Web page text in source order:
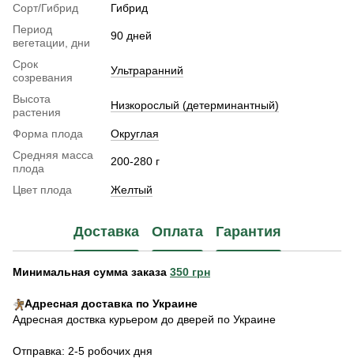
Сорт/Гибрид
Гибрид
Период
вегетации, дни
90 дней
Срок
созревания
Ультраранний
Высота
растения
Низкорослый (детерминантный)
Форма плода
Округлая
Средняя масса
плода
200-280 г
Цвет плода Желтый
Доставка Оплата Гарантия
Минимальная сумма заказа 350 грн
Адресная доставка по Украине
Адресная доствка курьером до дверей по Украине
Отправка: 2-5 робочих дня